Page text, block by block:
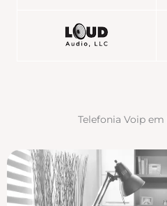
Telefonia Voip